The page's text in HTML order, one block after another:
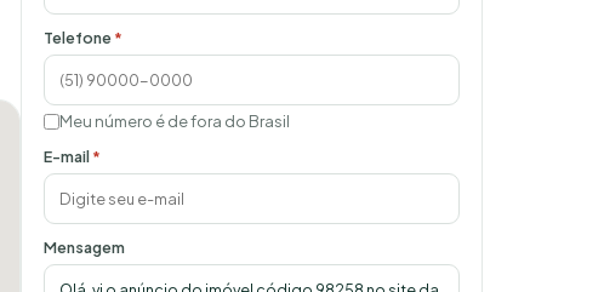
Telefone *
Meu número é de fora do Brasil
E-mail *
Mensagem